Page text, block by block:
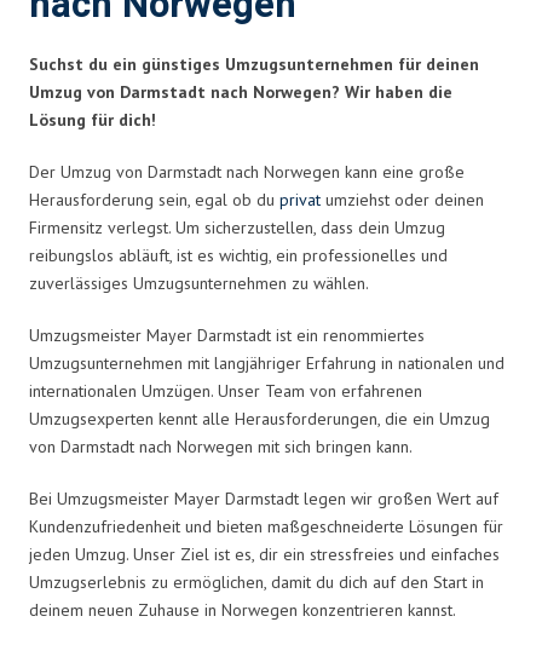
Suchst du ein günstiges Umzugsunternehmen für deinen
Umzug von Darmstadt nach Norwegen? Wir haben die
Lösung für dich!
Der Umzug von Darmstadt nach Norwegen kann eine große
Herausforderung sein, egal ob du privat umziehst oder deinen
Firmensitz verlegst. Um sicherzustellen, dass dein Umzug
reibungslos abläuft, ist es wichtig, ein professionelles und
zuverlässiges Umzugsunternehmen zu wählen.
Umzugsmeister Mayer Darmstadt ist ein renommiertes
Umzugsunternehmen mit langjähriger Erfahrung in nationalen und
internationalen Umzügen. Unser Team von erfahrenen
Umzugsexperten kennt alle Herausforderungen, die ein Umzug
von Darmstadt nach Norwegen mit sich bringen kann.
Bei Umzugsmeister Mayer Darmstadt legen wir großen Wert auf
Kundenzufriedenheit und bieten maßgeschneiderte Lösungen für
jeden Umzug. Unser Ziel ist es, dir ein stressfreies und einfaches
Umzugserlebnis zu ermöglichen, damit du dich auf den Start in
deinem neuen Zuhause in Norwegen konzentrieren kannst.